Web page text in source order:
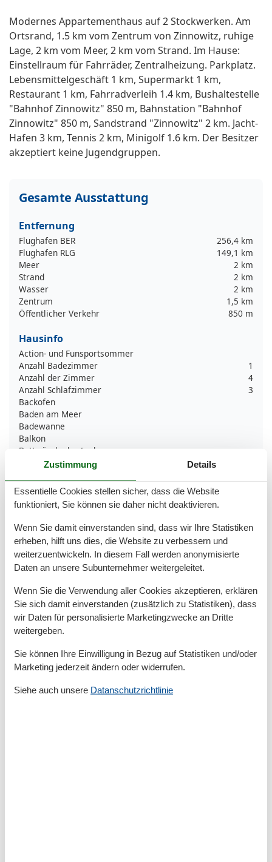
Modernes Appartementhaus auf 2 Stockwerken. Am
Ortsrand, 1.5 km vom Zentrum von Zinnowitz, ruhige
Lage, 2 km vom Meer, 2 km vom Strand. Im Hause:
Einstellraum für Fahrräder, Zentralheizung. Parkplatz.
Lebensmittelgeschäft 1 km, Supermarkt 1 km,
Restaurant 1 km, Fahrradverleih 1.4 km, Bushaltestelle
"Bahnhof Zinnowitz" 850 m, Bahnstation "Bahnhof
Zinnowitz" 850 m, Sandstrand "Zinnowitz" 2 km. Jacht-
Hafen 3 km, Tennis 2 km, Minigolf 1.6 km. Der Besitzer
akzeptiert keine Jugendgruppen.
Gesamte Ausstattung
Entfernung
Flughafen BER
256,4 km
Flughafen RLG
149,1 km
Meer
2 km
Strand
2 km
Wasser
2 km
Zentrum
1,5 km
Öffentlicher Verkehr
850 m
Hausinfo
Action- und Funsportsommer
Anzahl Badezimmer
1
Anzahl der Zimmer
4
Anzahl Schlafzimmer
3
Backofen
Baden am Meer
Badewanne
Balkon
Bettwäsche kostenlos
Bikingebenen
Elektrische Kaffeemaschine
Familienfreundlicher Sommer
Familienfreundlicher Winter
Feuerlöscher
Gefrierfach
Handtücher kostenlos
Heizung
Herd
Insel
Internet
Kein Einweggeschirr
Keine Haustiere erlaubt
Kinderbetten
1
Komfort
Landansicht
Zustimmung Details
Essentielle Cookies stellen sicher, dass die Website
funktioniert, Sie können sie daher nicht deaktivieren.
Wenn Sie damit einverstanden sind, dass wir Ihre Statistiken
erheben, hilft uns dies, die Website zu verbessern und
weiterzuentwickeln. In diesem Fall werden anonymisierte
Daten an unsere Subunternehmer weitergeleitet.
Wenn Sie die Verwendung aller Cookies akzeptieren, erklären
Sie sich damit einverstanden (zusätzlich zu Statistiken), dass
wir Daten für personalisierte Marketingzwecke an Dritte
weitergeben.
Sie können Ihre Einwilligung in Bezug auf Statistiken und/oder
Marketing jederzeit ändern oder widerrufen.
Siehe auch unsere Datanschutzrichtlinie